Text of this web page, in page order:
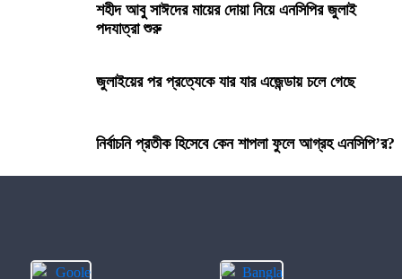
সন্তান দওক নেওয়ার আইনি প্রক্রিয়া
অমর একুশে গ্রন্থমেলায় ‘‘৩৬শে জুলাই গণঅভ্যুত্থান’’ গ্রন্থ
প্রকাশিত
হাসনাত -সারজিসদের এই আগাম বার্তা না পেলে কি হতে পারতো!
শহীদ আবু সাঈদের মায়ের দোয়া নিয়ে এনসিপির জুলাই
পদযাত্রা শুরু
জুলাইয়ের পর প্রত্যেকে যার যার এজেন্ডায় চলে গেছে
নির্বাচনি প্রতীক হিসেবে কেন শাপলা ফুলে আগ্রহ এনসিপি’র?